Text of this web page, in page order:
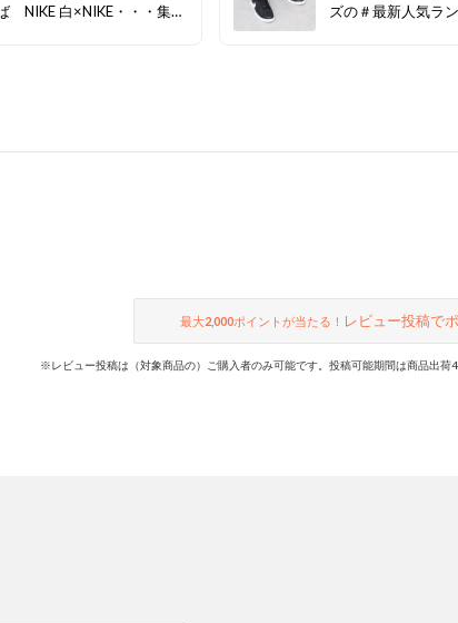
NIKE 白×NIKE・・・集め
ズの＃最新人気ラ
最大2,000ポイントが当たる！ レビュー投稿で
※レビュー投稿は（対象商品の）ご購入者のみ可能です。投稿可能期間は商品出荷